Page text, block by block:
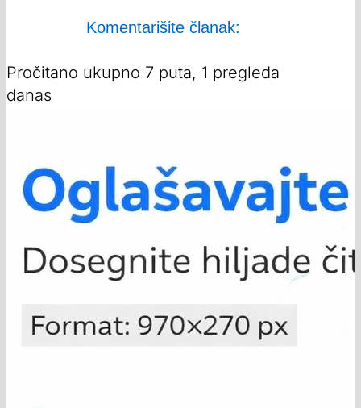
Komentarišite članak:
Pročitano ukupno 7 puta, 1 pregleda
danas